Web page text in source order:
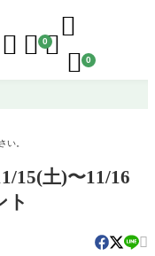
  0

 0
い。
15(土)〜11/16
ト
